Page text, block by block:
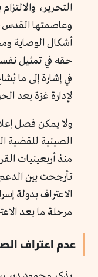
التحرير،
وعاصمتها
أشكال الوصاية
حقه في تمثيل
في إشارة إلى ما
لإدارة غزة بعد
ولا يمكن فصل
الصينية للقضية
منذ أربعينيات
تأرجحت بين
الاعتراف بدولة
مرحلة ما بعد
عدم اعتراف